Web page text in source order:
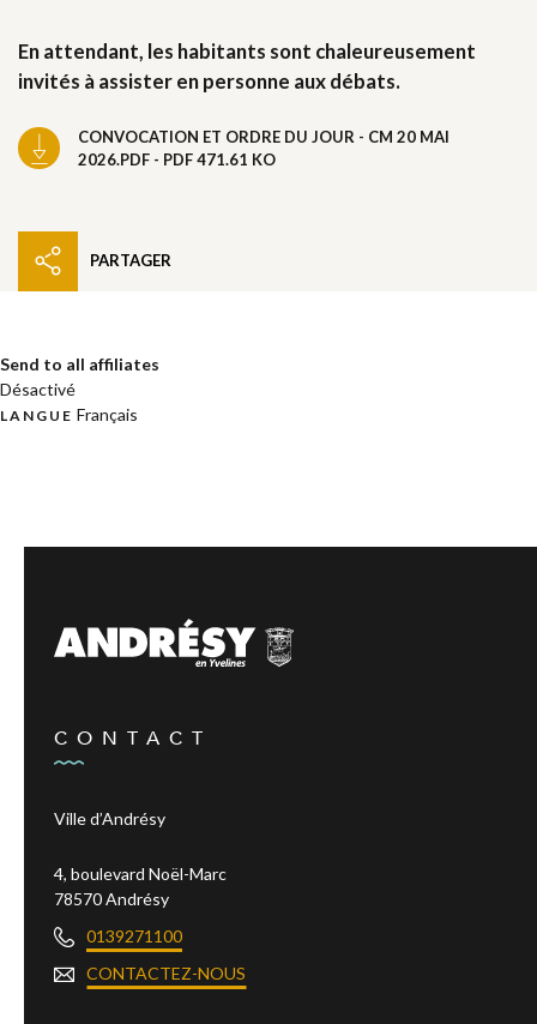
En attendant, les habitants sont chaleureusement
invités à assister en personne aux débats.
CONVOCATION ET ORDRE DU JOUR - CM 20 MAI
2026.PDF - PDF 471.61 KO
PARTAGER
Send to all affiliates
Désactivé
LANGUE Français
CONTACT
Ville d’Andrésy
4, boulevard Noël-Marc
78570 Andrésy
0139271100
CONTACTEZ-NOUS